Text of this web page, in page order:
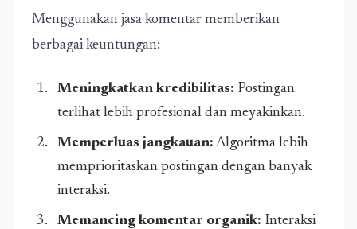
Menggunakan jasa komentar memberikan
berbagai keuntungan:
Meningkatkan kredibilitas: Postingan
terlihat lebih profesional dan meyakinkan.
Memperluas jangkauan: Algoritma lebih
memprioritaskan postingan dengan banyak
interaksi.
Memancing komentar organik: Interaksi